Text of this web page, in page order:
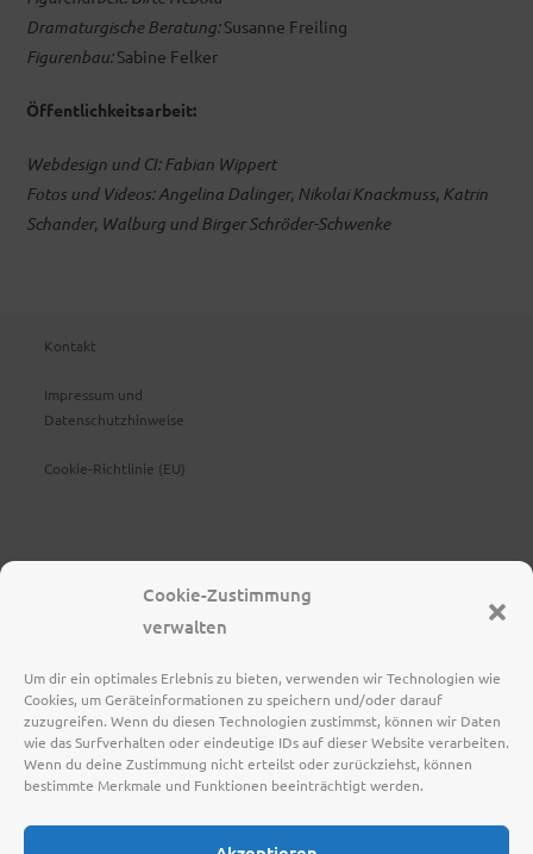
Cookie-Zustimmung
verwalten
Um dir ein optimales Erlebnis zu bieten, verwenden wir Technologien wie
Cookies, um Geräteinformationen zu speichern und/oder darauf
zuzugreifen. Wenn du diesen Technologien zustimmst, können wir Daten
wie das Surfverhalten oder eindeutige IDs auf dieser Website verarbeiten.
Wenn du deine Zustimmung nicht erteilst oder zurückziehst, können
bestimmte Merkmale und Funktionen beeinträchtigt werden.
Dramaturgische Beratung:Susanne Freiling
Figurenbau:Sabine Felker
Öffentlichkeitsarbeit:
Webdesign und CI: Fabian Wippert
Fotos und Videos: Angelina Dalinger, Nikolai Knackmuss, Katrin
Schander, Walburg und Birger Schröder-Schwenke
Kontakt
Impressum und
Datenschutzhinweise
Cookie-Richtlinie (EU)